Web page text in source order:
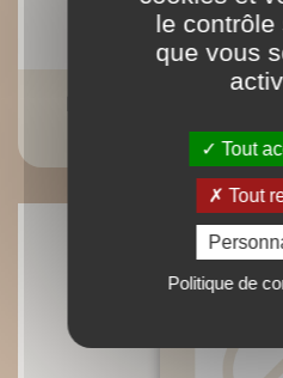
Petit traité de la
Pierre-
le contrôle
que vous
Tout
Tout
Politique de